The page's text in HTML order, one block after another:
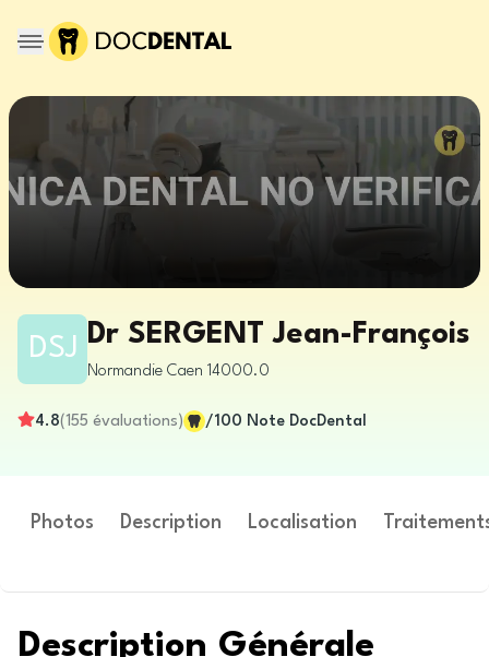
DSJ Dr SERGENT Jean-François
Normandie Caen 14000.0
4.8(155 évaluations) /100 Note DocDental
Photos Description Localisation
Description Générale